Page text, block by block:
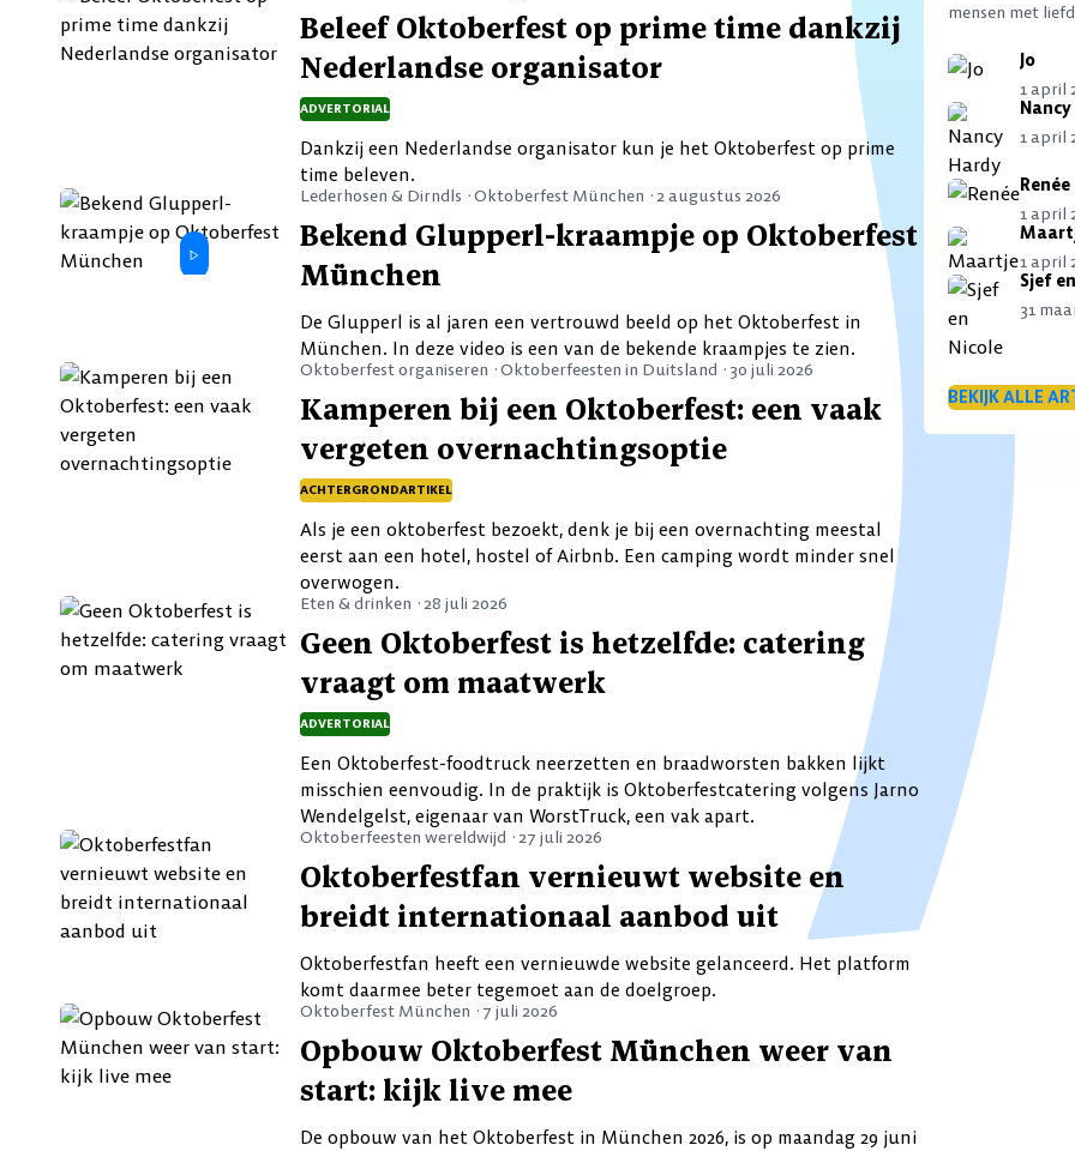
Beleef Oktoberfest op prime time dankzij
Nederlandse organisator
ADVERTORIAL
Dankzij een Nederlandse organisator kun je het Oktoberfest op prime
time beleven.
Lederhosen & Dirndls ·Oktoberfest München ·2 augustus 2026
Bekend Glupperl-kraampje op Oktoberfest
München
De Glupperl is al jaren een vertrouwd beeld op het Oktoberfest in
München. In deze video is een van de bekende kraampjes te zien.
Oktoberfest organiseren ·Oktoberfeesten in Duitsland · 30 juli 2026
Kamperen bij een Oktoberfest: een vaak
vergeten overnachtingsoptie
ACHTERGRONDARTIKEL
Als je een oktoberfest bezoekt, denk je bij een overnachting meestal
eerst aan een hotel, hostel of Airbnb. Een camping wordt minder snel
overwogen.
Eten & drinken ·28 juli 2026
Geen Oktoberfest is hetzelfde: catering
vraagt om maatwerk
ADVERTORIAL
Een Oktoberfest-foodtruck neerzetten en braadworsten bakken lijkt
misschien eenvoudig. In de praktijk is Oktoberfestcatering volgens Jarno
Wendelgelst, eigenaar van WorstTruck, een vak apart.
Oktoberfeesten wereldwijd ·27 juli 2026
Oktoberfestfan vernieuwt website en
breidt internationaal aanbod uit
Oktoberfestfan heeft een vernieuwde website gelanceerd. Het platform
komt daarmee beter tegemoet aan de doelgroep.
Oktoberfest München · 7 juli 2026
Opbouw Oktoberfest München weer van
start: kijk live mee
De opbouw van het Oktoberfest in München 2026, is op maandag 29 juni
mensen met
Jo
1 april
1 april
Renée
1 april
1 april
Sjef
31
BEKIJK ALLE